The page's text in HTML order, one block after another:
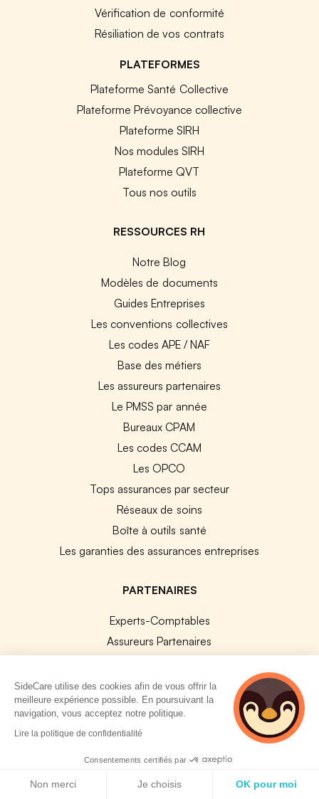
Vérification de conformité
Résiliation de vos contrats
PLATEFORMES
Plateforme Santé Collective
Plateforme Prévoyance collective
Plateforme SIRH
Nos modules SIRH
Plateforme QVT
Tous nos outils
RESSOURCES RH
Notre Blog
Modèles de documents
Guides Entreprises
Les conventions collectives
Les codes APE / NAF
Base des métiers
Les assureurs partenaires
Le PMSS par année
Bureaux CPAM
Les codes CCAM
Les OPCO
Tops assurances par secteur
Réseaux de soins
Boîte à outils santé
Les garanties des assurances entreprises
PARTENAIRES
Experts-Comptables
Assureurs Partenaires
Lucca & SideCare
Nibelis & SideCare
Livi & SideCare
SideCare utilise des cookies afin de vous offrir la
meilleure expérience possible. En poursuivant la
navigation, vous acceptez notre politique.
Lire la politique de confidentialité
Consentements certifiés par
Non merci Je choisis OK pour moi
2 personnes
consultent
actuellement cette